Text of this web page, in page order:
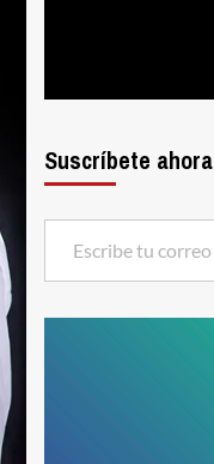
Suscríbete
Escribe tu correo electrónico…